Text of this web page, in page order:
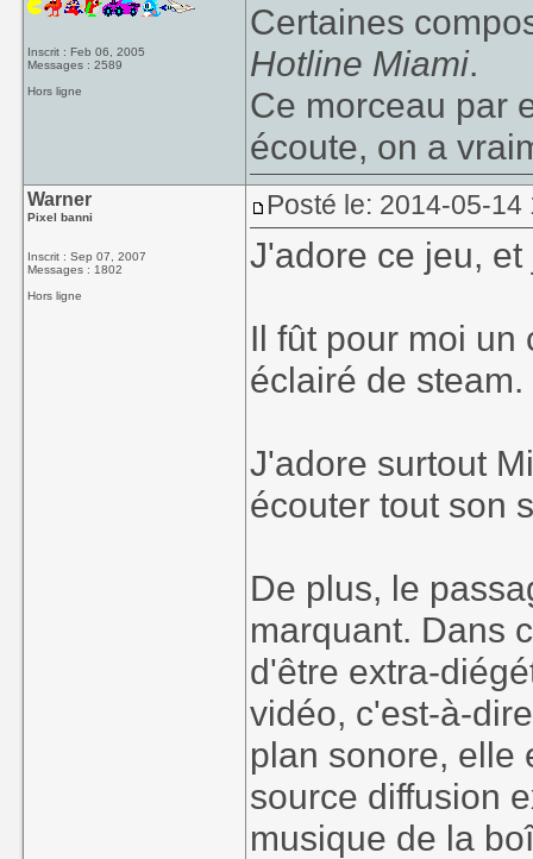
Inscrit : Feb 06, 2005
Messages : 2589
Hors ligne
Certaines
Hotline Miami.
Ce morceau par
écoute, on a
Warner
Pixel banni
Inscrit : Sep 07, 2007
Messages : 1802
Hors ligne
Posté le: 2014-05-
J'adore ce jeu,
Il fût pour moi un
éclairé de steam.
J'adore surtout
écouter tout son
De plus, le
marquant. Dans
d'être extra-
vidéo, c'est-à-
plan sonore, elle
source diffusion
musique de la